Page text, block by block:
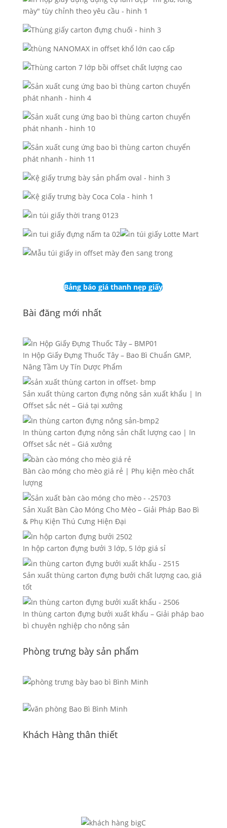
Bảng báo giá thanh nẹp giấy
Bài đăng mới nhất
In Hộp Giấy Đựng Thuốc Tây – Bao Bì Chuẩn GMP,
Nâng Tầm Uy Tín Dược Phẩm
Sản xuất thùng carton đựng nông sản xuất khẩu | In
Offset sắc nét – Giá tại xưởng
In thùng carton đựng nông sản chất lượng cao | In
Offset sắc nét – Giá xưởng
Bàn cào móng cho mèo giá rẻ | Phụ kiện mèo chất
lượng
Sản Xuất Bàn Cào Móng Cho Mèo – Giải Pháp Bao Bì
& Phụ Kiện Thú Cưng Hiện Đại
In hộp carton đựng bưởi 3 lớp, 5 lớp giá sỉ
Sản xuất thùng carton đựng bưởi chất lượng cao, giá
tốt
In thùng carton đựng bưởi xuất khẩu – Giải pháp bao
bì chuyên nghiệp cho nông sản
Phòng trưng bày sản phẩm
Khách Hàng thân thiết